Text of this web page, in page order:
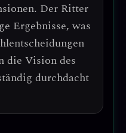
Der Ritter
Ergebnisse, was
die Vision des
durchdacht